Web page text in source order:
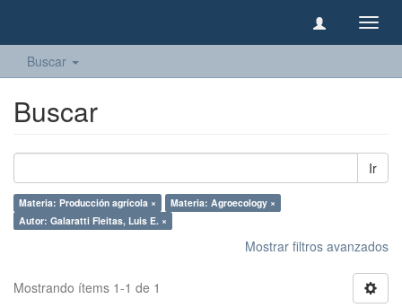
Buscar
Buscar
Ir
Materia: Producción agrícola ×
Materia: Agroecology ×
Autor: Galaratti Fleitas, Luis E. ×
Mostrar filtros avanzados
Mostrando ítems 1-1 de 1